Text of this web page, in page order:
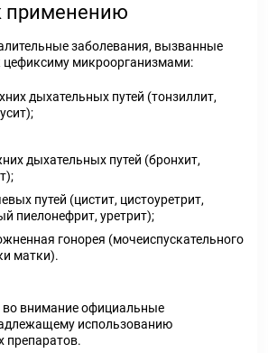
применению
заболевания, вызванные
цефиксиму микроорганизмами:
дыхательных путей (тонзиллит,
дыхательных путей (бронхит,
путей (цистит, цистоуретрит,
пиелонефрит, уретрит);
гонорея (мочеиспускательного
матки).
во внимание официальные
использованию
препаратов.